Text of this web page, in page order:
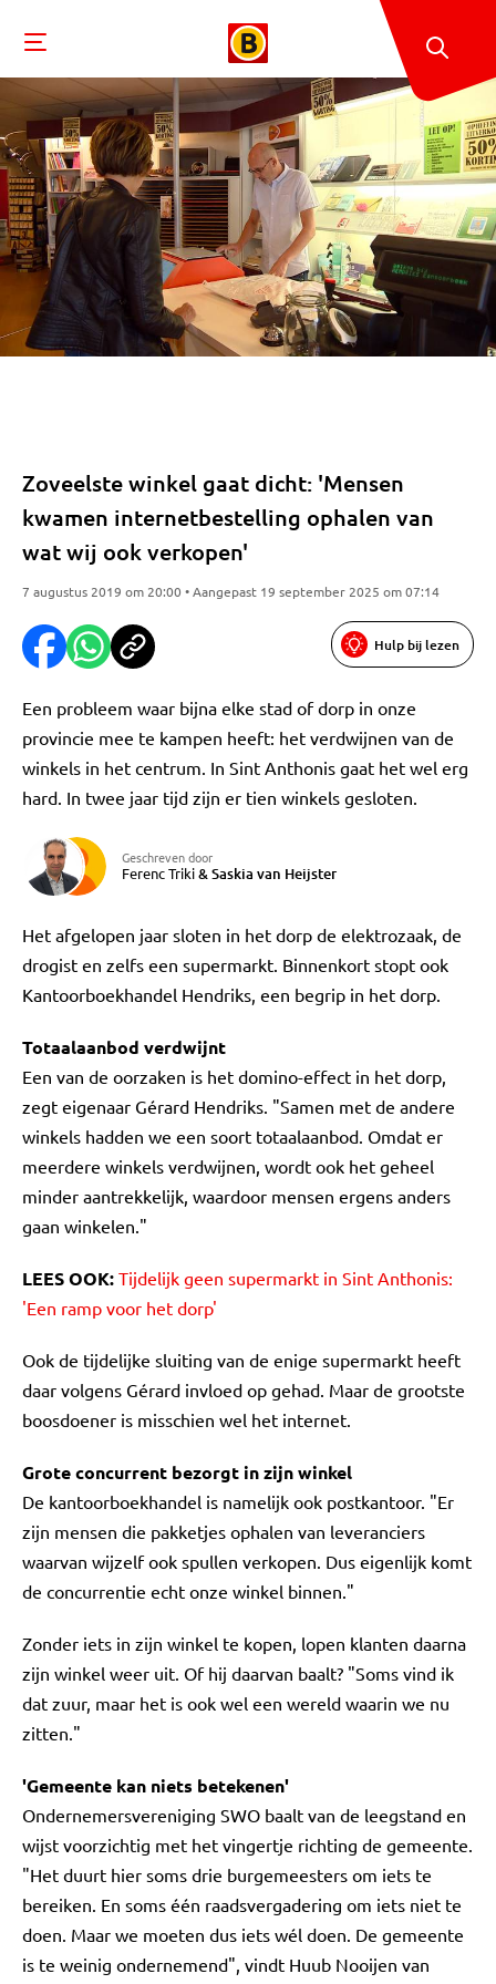
Zoveelste winkel gaat dicht: 'Mensen
kwamen internetbestelling ophalen van
wat wij ook verkopen'
7 augustus 2019 om 20:00 • Aangepast 19 september 2025 om 07:14
Hulp bij lezen
Een probleem waar bijna elke stad of dorp in onze
provincie mee te kampen heeft: het verdwijnen van de
winkels in het centrum. In Sint Anthonis gaat het wel erg
hard. In twee jaar tijd zijn er tien winkels gesloten.
Geschreven door
Ferenc Triki&Saskia van Heijster
Het afgelopen jaar sloten in het dorp de elektrozaak, de
drogist en zelfs een supermarkt. Binnenkort stopt ook
Kantoorboekhandel Hendriks, een begrip in het dorp.
Totaalaanbod verdwijnt
Een van de oorzaken is het domino-effect in het dorp,
zegt eigenaar Gérard Hendriks. "Samen met de andere
winkels hadden we een soort totaalaanbod. Omdat er
meerdere winkels verdwijnen, wordt ook het geheel
minder aantrekkelijk, waardoor mensen ergens anders
gaan winkelen."
LEES OOK: Tijdelijk geen supermarkt in Sint Anthonis:
'Een ramp voor het dorp'
Ook de tijdelijke sluiting van de enige supermarkt heeft
daar volgens Gérard invloed op gehad. Maar de grootste
boosdoener is misschien wel het internet.
Grote concurrent bezorgt in zijn winkel
De kantoorboekhandel is namelijk ook postkantoor. "Er
zijn mensen die pakketjes ophalen van leveranciers
waarvan wijzelf ook spullen verkopen. Dus eigenlijk komt
de concurrentie echt onze winkel binnen."
Zonder iets in zijn winkel te kopen, lopen klanten daarna
zijn winkel weer uit. Of hij daarvan baalt? "Soms vind ik
dat zuur, maar het is ook wel een wereld waarin we nu
zitten."
'Gemeente kan niets betekenen'
Ondernemersvereniging SWO baalt van de leegstand en
wijst voorzichtig met het vingertje richting de gemeente.
"Het duurt hier soms drie burgemeesters om iets te
bereiken. En soms één raadsvergadering om iets niet te
doen. Maar we moeten dus iets wél doen. De gemeente
is te weinig ondernemend", vindt Huub Nooijen van